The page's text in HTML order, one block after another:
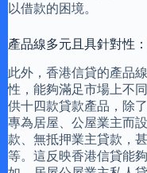
以借款的困境。
產品線多元且具針對性
此外，香港信貸的產品
性，能夠滿足市場上不
供十四款貸款產品，除
專為居屋、公屋業主而
款、無抵押業主貸款，
等。這反映香港信貸能